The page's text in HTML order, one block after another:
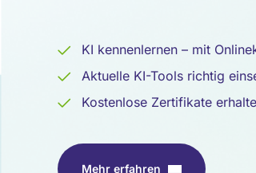
KI kennenlernen – mit
Aktuelle KI-Tools richtig
Kostenlose Zertifikate
Mehr erfahren